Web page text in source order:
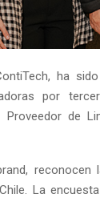
ha
por
de
La